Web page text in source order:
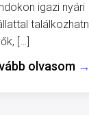
igazi nyári
[…]
olvasom →